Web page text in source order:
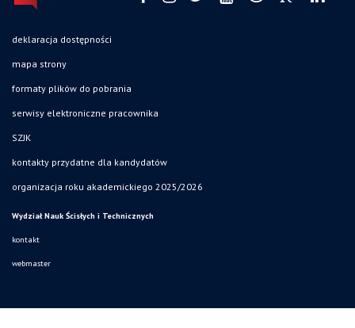
deklaracja dostępności
mapa strony
formaty plików do pobrania
serwisy elektroniczne pracownika
SZJK
kontakty przydatne dla kandydatów
organizacja roku akademickiego 2025/2026
Wydział Nauk Ścisłych i Technicznych
kontakt
webmaster